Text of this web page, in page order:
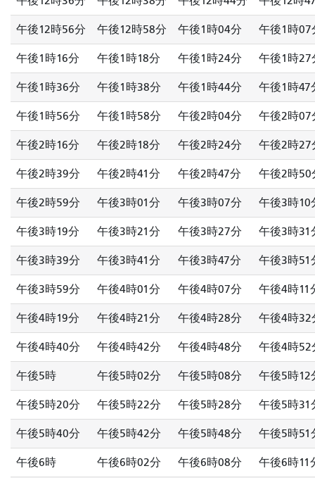
午後12時56分 午後12時58分 午後1時04分 午後1時07
午後1時16分 午後1時18分 午後1時24分 午後1時27
午後1時36分 午後1時38分 午後1時44分 午後1時47
午後1時56分 午後1時58分 午後2時04分 午後2時07
午後2時16分 午後2時18分 午後2時24分 午後2時27
午後2時39分 午後2時41分 午後2時47分 午後2時50
午後2時59分 午後3時01分 午後3時07分 午後3時10
午後3時19分 午後3時21分 午後3時27分 午後3時31
午後3時39分 午後3時41分 午後3時47分 午後3時51
午後3時59分 午後4時01分 午後4時07分 午後4時11
午後4時19分 午後4時21分 午後4時28分 午後4時32
午後4時40分 午後4時42分 午後4時48分 午後4時52
午後5時 午後5時02分 午後5時08分 午後5時12
午後5時20分 午後5時22分 午後5時28分 午後5時31
午後5時40分 午後5時42分 午後5時48分 午後5時51
午後6時 午後6時02分 午後6時08分 午後6時11